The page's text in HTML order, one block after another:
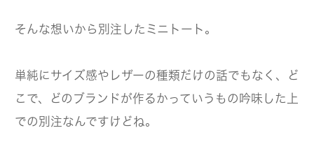
そんな想いから別注したミニトート。
単純にサイズ感やレザーの種類だけの話でもなく、ど
こで、どのブランドが作るかっていうもの吟味した上
での別注なんですけどね。